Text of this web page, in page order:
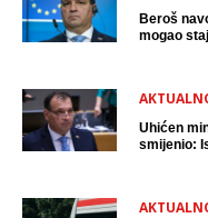
Beroš
mogao
Uhićen
smijenio: